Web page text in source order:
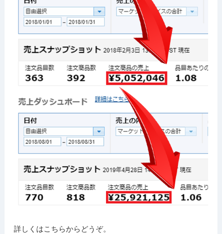
詳しくはこちらからどうぞ。